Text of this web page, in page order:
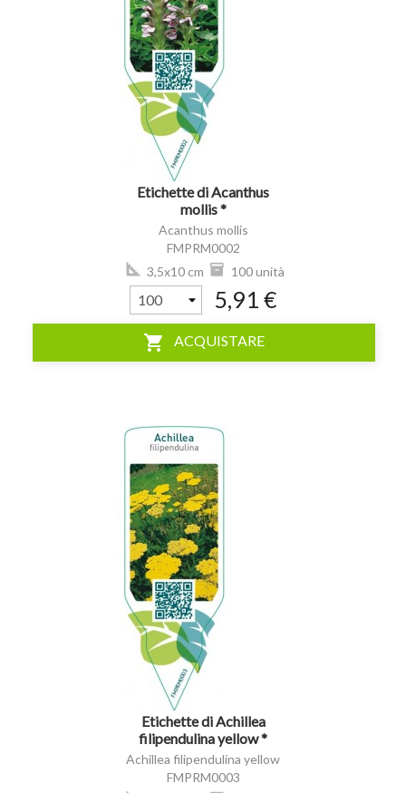
Etichette di Acanthus
mollis *
Acanthus mollis
FMPRM0002
3,5x10 cm
100 unità
5,91 €
shopping_cart ACQUISTARE
Etichette di Achillea
filipendulina yellow *
Achillea filipendulina yellow
FMPRM0003